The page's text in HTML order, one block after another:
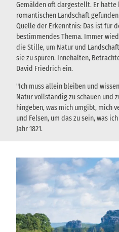
Gemälden oft dargestellt. Er
romantischen Landschaft
Quelle der Erkenntnis: Das ist für
bestimmendes Thema. Immer
die Stille, um Natur und
sie zu spüren. Innehalten,
David Friedrich ein.
"Ich muss allein bleiben und
Natur vollständig zu schauen und
hingeben, was mich umgibt, mich
und Felsen, um das zu sein, was
Jahr 1821.